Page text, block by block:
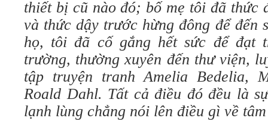
thiết bị cũ nào đó; bố mẹ tôi đã thức
và thức dậy trước hừng đông để đến
họ, tôi đã cố gắng hết sức để đạt
trường, thường xuyên đến thư viện,
tập truyện tranh Amelia Bedelia,
Roald Dahl. Tất cả điều đó đều là
lạnh lùng chẳng nói lên điều gì về